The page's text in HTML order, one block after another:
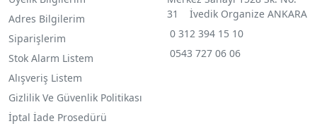
Adres Bilgilerim
Siparişlerim
Stok Alarm Listem
Alışveriş Listem
Gizlilik Ve Güvenlik Politikası
İptal İade Prosedürü
31 İvedik Organize ANKARA
0 312 394 15 10
0543 727 06 06